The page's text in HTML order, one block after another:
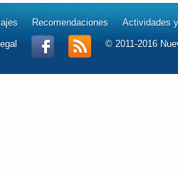
Recomendaciones Actividades
© 2011-2016